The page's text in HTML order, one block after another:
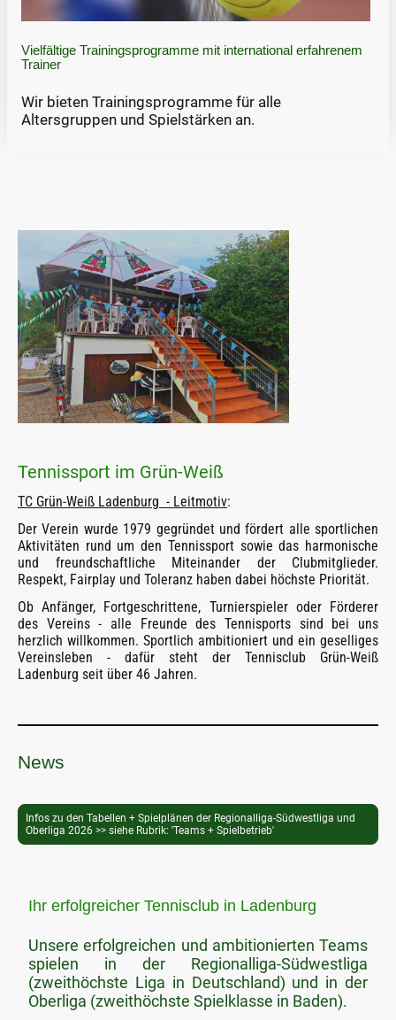
Vielfältige Trainingsprogramme mit international erfahrenem
Trainer
Wir bieten Trainingsprogramme für alle
Altersgruppen und Spielstärken an.
Tennissport im Grün-Weiß
TC Grün-Weiß Ladenburg - Leitmotiv:
Der Verein wurde 1979 gegründet und fördert alle sportlichen
Aktivitäten rund um den Tennissport sowie das harmonische
und freundschaftliche Miteinander der Clubmitglieder.
Respekt, Fairplay und Toleranz haben dabei höchste Priorität.
Ob Anfänger, Fortgeschrittene, Turnierspieler oder Förderer
des Vereins - alle Freunde des Tennisports sind bei uns
herzlich willkommen. Sportlich ambitioniert und ein geselliges
Vereinsleben - dafür steht der Tennisclub Grün-Weiß
Ladenburg seit über 46 Jahren.
News
Infos zu den Tabellen + Spielplänen der Regionalliga-Südwestliga und
Oberliga 2026 >> siehe Rubrik: 'Teams + Spielbetrieb'
Ihr erfolgreicher Tennisclub in Ladenburg
Unsere erfolgreichen und ambitionierten Teams
spielen in der Regionalliga-Südwestliga
(zweithöchste Liga in Deutschland) und in der
Oberliga (zweithöchste Spielklasse in Baden).